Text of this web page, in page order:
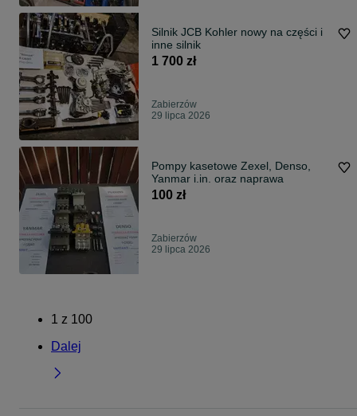
Silnik JCB Kohler nowy na części i
inne silnik
1 700 zł
Zabierzów
29 lipca 2026
Pompy kasetowe Zexel, Denso,
Yanmar i.in. oraz naprawa
100 zł
Zabierzów
29 lipca 2026
1 z 100
Dalej